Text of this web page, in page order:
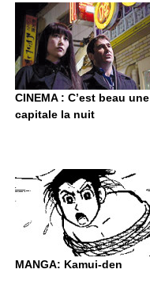
CINEMA : C’est beau une
capitale la nuit
MANGA: Kamui-den